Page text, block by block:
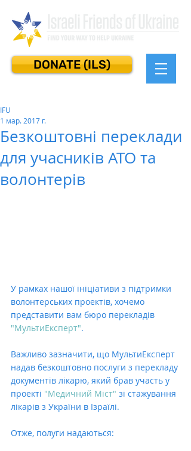
DONATE (ILS)
Безкоштовні переклади
для учасників АТО та
волонтерів
IFU
1 мар. 2017 г.
У рамках нашої ініціативи з підтримки
волонтерських проектів, хочемо
представити вам бюро перекладів
"МультиЕксперт".
Важливо зазначити, що МультиЕксперт
надав безкоштовно послуги з перекладу
документів лікарю, який брав участь у
проекті "Медичний Міст" зі стажування
лікарів з України в Ізраїлі.
Отже, полуги надаються: